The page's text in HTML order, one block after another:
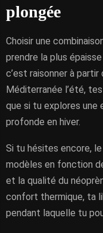
plongée
Choisir une
prendre la plus
c’est raisonner à
Méditerranée l’été,
que si tu explores une
profonde en hiver.
Si tu hésites encore,
modèles en fonction
et la qualité du
confort thermique, ta
pendant laquelle tu